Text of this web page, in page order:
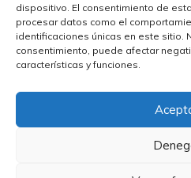
dispositivo. El consentimiento de
procesar datos como el
identificaciones únicas en este sitio.
consentimiento, puede afectar
características y funciones.
Comercial Utrera s.l.© 2023 | CIF: